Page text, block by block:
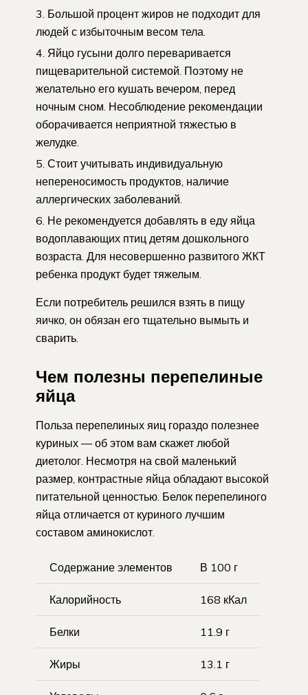
Большой процент жиров не подходит для
людей с избыточным весом тела.
Яйцо гусыни долго переваривается
пищеварительной системой. Поэтому не
желательно его кушать вечером, перед
ночным сном. Несоблюдение рекомендации
оборачивается неприятной тяжестью в
желудке.
Стоит учитывать индивидуальную
непереносимость продуктов, наличие
аллергических заболеваний.
Не рекомендуется добавлять в еду яйца
водоплавающих птиц детям дошкольного
возраста. Для несовершенно развитого ЖКТ
ребенка продукт будет тяжелым.
Если потребитель решился взять в пищу
яичко, он обязан его тщательно вымыть и
сварить.
Чем полезны перепелиные
яйца
Польза перепелиных яиц гораздо полезнее
куриных — об этом вам скажет любой
диетолог. Несмотря на свой маленький
размер, контрастные яйца обладают высокой
питательной ценностью. Белок перепелиного
яйца отличается от куриного лучшим
составом аминокислот.
Содержание элементов В 100 г
Калорийность 168 кКал
Белки 11.9 г
Жиры 13.1 г